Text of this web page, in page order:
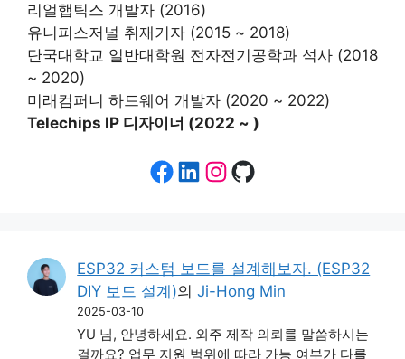
리얼햅틱스 개발자 (2016)
유니피스저널 취재기자 (2015 ~ 2018)
단국대학교 일반대학원 전자전기공학과 석사 (2018
~ 2020)
미래컴퍼니 하드웨어 개발자 (2020 ~ 2022)
Telechips IP 디자이너 (2022 ~ )
Facebook
LinkedIn
Instagram
GitHub
ESP32 커스텀 보드를 설계해보자. (ESP32
DIY 보드 설계)의Ji-Hong Min
2025-03-10
YU 님, 안녕하세요. 외주 제작 의뢰를 말씀하시는
걸까요? 업무 지원 범위에 따라 가능 여부가 다를